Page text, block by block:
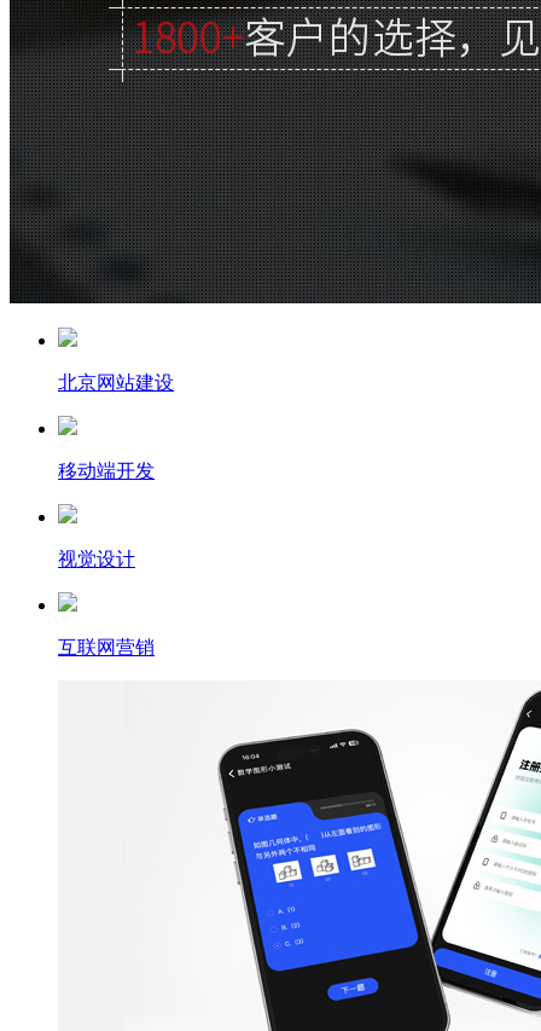
北京网站建设
移动端开发
视觉设计
互联网营销